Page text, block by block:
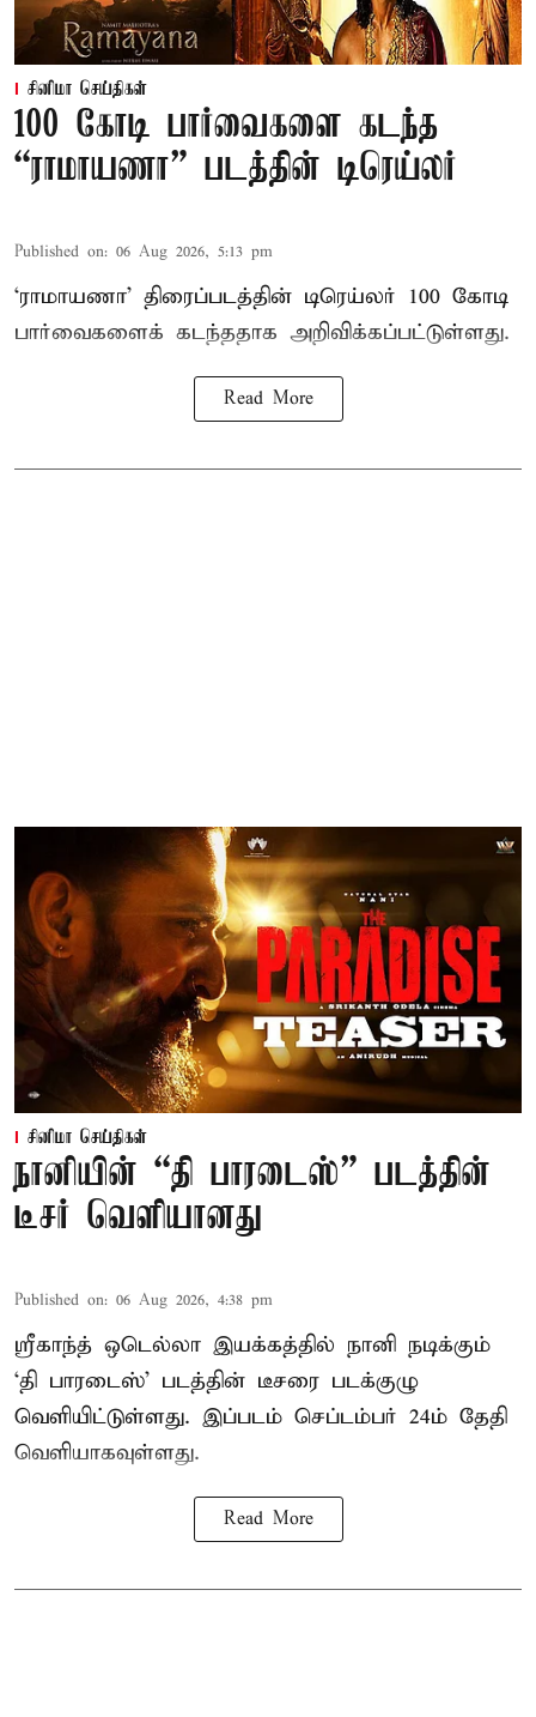
சினிமா செய்திகள்
100 கோடி பார்வைகளை கடந்த
“ராமாயணா” படத்தின் டிரெய்லர்
Published on: 06 Aug 2026, 5:13 pm
‘ராமாயணா’ திரைப்படத்தின் டிரெய்லர் 100 கோடி
பார்வைகளைக் கடந்ததாக அறிவிக்கப்பட்டுள்ளது.
Read More
சினிமா செய்திகள்
நானியின் “தி பாரடைஸ்” படத்தின்
டீசர் வெளியானது
Published on: 06 Aug 2026, 4:38 pm
ஸ்ரீகாந்த் ஒடெல்லா இயக்கத்தில் நானி நடிக்கும்
‘தி பாரடைஸ்’ படத்தின் டீசரை படக்குழு
வெளியிட்டுள்ளது. இப்படம் செப்டம்பர் 24ம் தேதி
வெளியாகவுள்ளது.
Read More